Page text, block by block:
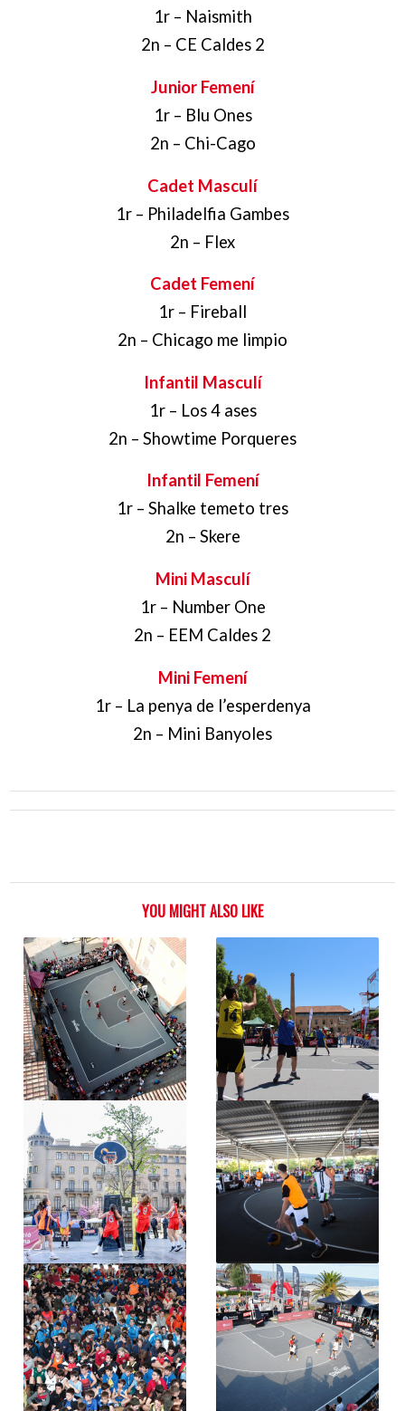
1r – Naismith
2n – CE Caldes 2
Junior Femení
1r – Blu Ones
2n – Chi-Cago
Cadet Masculí
1r – Philadelfia Gambes
2n – Flex
Cadet Femení
1r – Fireball
2n – Chicago me limpio
Infantil Masculí
1r – Los 4 ases
2n – Showtime Porqueres
Infantil Femení
1r – Shalke temeto tres
2n – Skere
Mini Masculí
1r – Number One
2n – EEM Caldes 2
Mini Femení
1r – La penya de l’esperdenya
2n – Mini Banyoles
YOU MIGHT ALSO LIKE